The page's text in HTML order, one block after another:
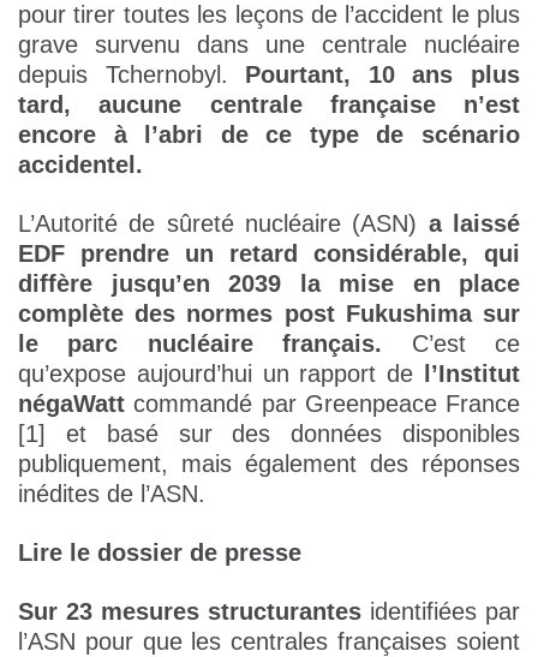
pour tirer toutes les leçons de l’accident le plus
grave survenu dans une centrale nucléaire
depuis Tchernobyl. Pourtant, 10 ans plus
tard, aucune centrale française n’est
encore à l’abri de ce type de scénario
accidentel.
L’Autorité de sûreté nucléaire (ASN) a laissé
EDF prendre un retard considérable, qui
diffère jusqu’en 2039 la mise en place
complète des normes post Fukushima sur
le parc nucléaire français. C’est ce
qu’expose aujourd’hui un rapport de
l’Institut
négaWatt commandé par Greenpeace France
[1] et basé sur des données disponibles
publiquement, mais également des réponses
inédites de l’ASN.
Lire le dossier de presse
Sur 23 mesures structurantes identifiées par
l’ASN pour que les centrales françaises soient